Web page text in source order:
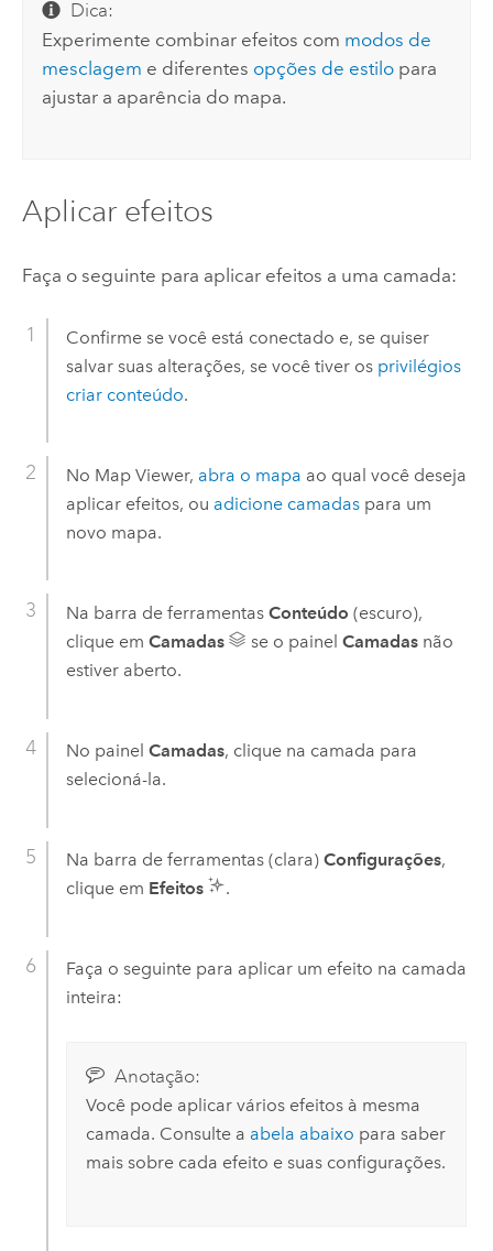
Dica:
Experimente combinar efeitos com modos de
mesclagem e diferentes opções de estilo para
ajustar a aparência do mapa.
Aplicar efeitos
Faça o seguinte para aplicar efeitos a uma camada:
Confirme se você está conectado e, se quiser
salvar suas alterações, se você tiver os privilégios
criar conteúdo.
No Map Viewer, abra o mapa ao qual você deseja
aplicar efeitos, ou adicione camadaspara um
novo mapa.
Na barra de ferramentas Conteúdo (escuro),
clique em Camadas se o painel Camadasnão
estiver aberto.
No painel Camadas, clique na camada para
selecioná-la.
Na barra de ferramentas (clara) Configurações,
clique em Efeitos .
Faça o seguinte para aplicar um efeito na camada
inteira:
Anotação:
Você pode aplicar vários efeitos à mesma
camada. Consulte a abela abaixo para saber
mais sobre cada efeito e suas configurações.